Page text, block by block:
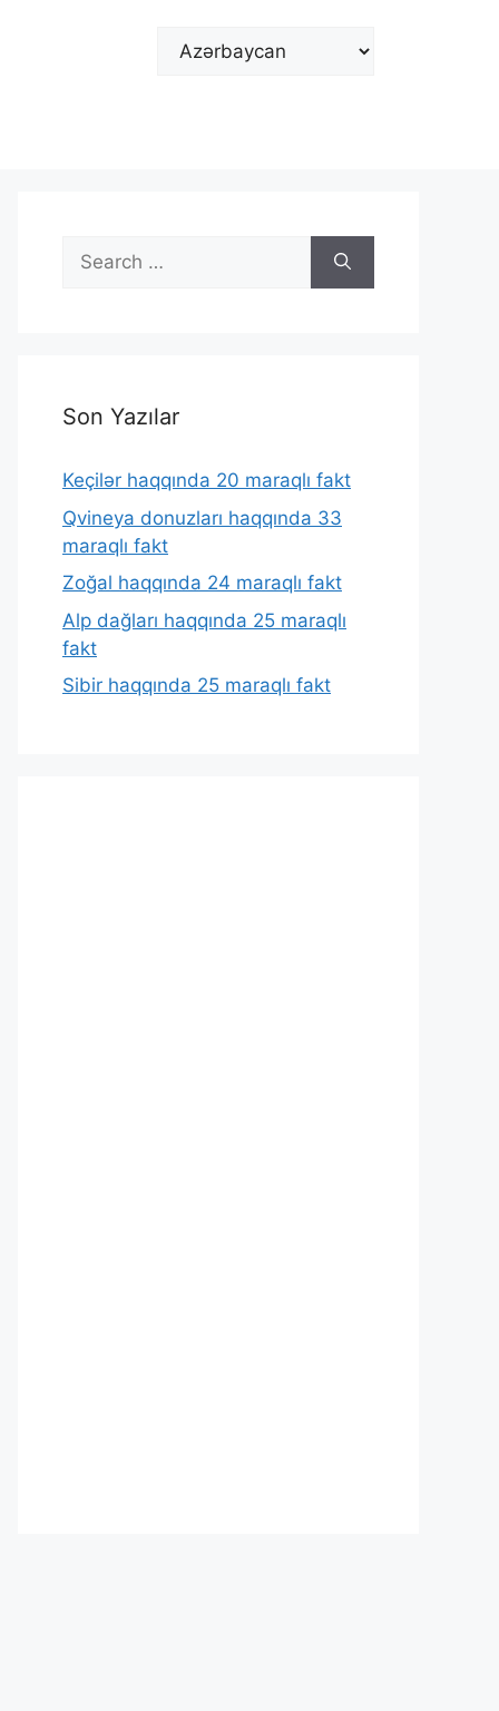
Choose
Search
for:
Son Yazılar
Keçilər haqqında 20 maraqlı fakt
Qvineya donuzları haqqında 33
maraqlı fakt
Zoğal haqqında 24 maraqlı fakt
Alp dağları haqqında 25 maraqlı
fakt
Sibir haqqında 25 maraqlı fakt